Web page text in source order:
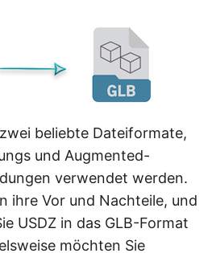
beliebte Dateiformate,
und Augmented-
verwendet werden.
ihre Vor und Nachteile, und
USDZ in das GLB-Format
möchten Sie